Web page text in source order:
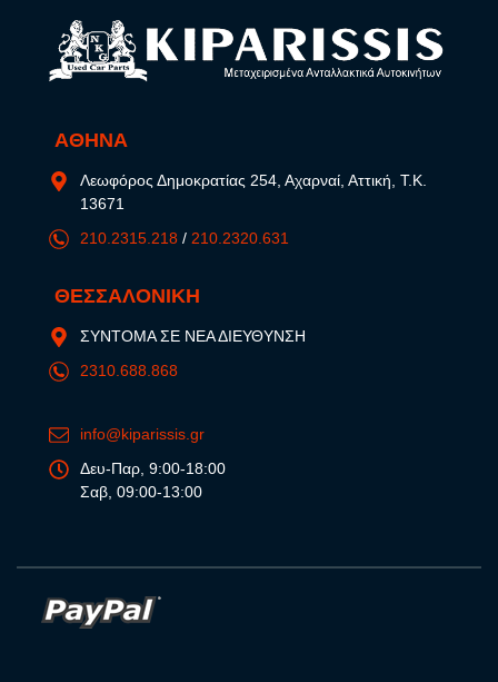
ΑΘΗΝΑ
Λεωφόρος Δημοκρατίας 254, Αχαρναί, Αττική, Τ.Κ.
13671
210.2315.218 / 210.2320.631
ΘΕΣΣΑΛΟΝΙΚΗ
ΣΥΝΤΟΜΑ ΣΕ ΝΕΑ ΔΙΕΥΘΥΝΣΗ
2310.688.868
info@kiparissis.gr
Δευ-Παρ, 9:00-18:00
Σαβ, 09:00-13:00